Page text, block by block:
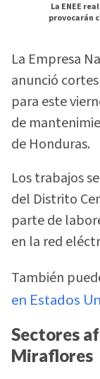
La ENEE
provocarán
La Empresa
anunció
para este
de
de Honduras.
Los trabajos
del Distrito
parte de
en la red
También
en Estados
Sectores
Miraflores